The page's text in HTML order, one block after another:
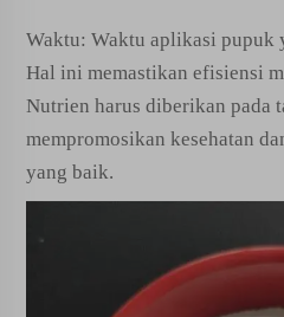
Waktu: Waktu aplikasi pupuk
Hal ini memastikan efisiensi
Nutrien harus diberikan pada
mempromosikan kesehatan
yang baik.